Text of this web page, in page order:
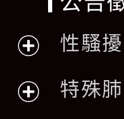
開
性騷
特殊